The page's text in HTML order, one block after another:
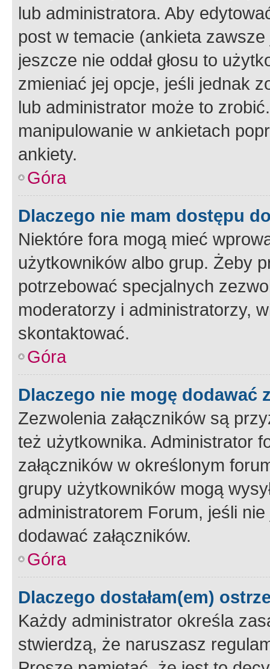
lub administratora. Aby
post w temacie (ankieta
jeszcze nie oddał głosu to
zmieniać jej opcje, jeśli jednak
lub administrator może to
manipulowanie w ankietach
ankiety.
Góra
Dlaczego nie mam dostępu
Niektóre fora mogą mieć
użytkowników albo grup. Żeby
potrzebować specjalnych
moderatorzy i administratorzy,
skontaktować.
Góra
Dlaczego nie mogę dodawać
Zezwolenia załączników są
też użytkownika. Administrator
załączników w określonym
grupy użytkowników mogą
administratorem Forum, jeśli
dodawać załączników.
Góra
Dlaczego dostałam(em)
Każdy administrator określa
stwierdzą, że naruszasz